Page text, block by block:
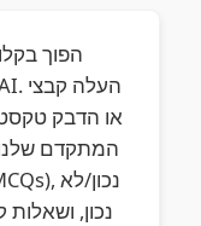
הפוך
נכון,